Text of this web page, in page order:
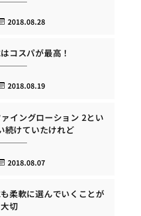
2018.08.28
コスパが最高！
2018.08.19
イングローション 2とい
続けていたけれど
2018.08.07
柔軟に選んでいくことが
大切